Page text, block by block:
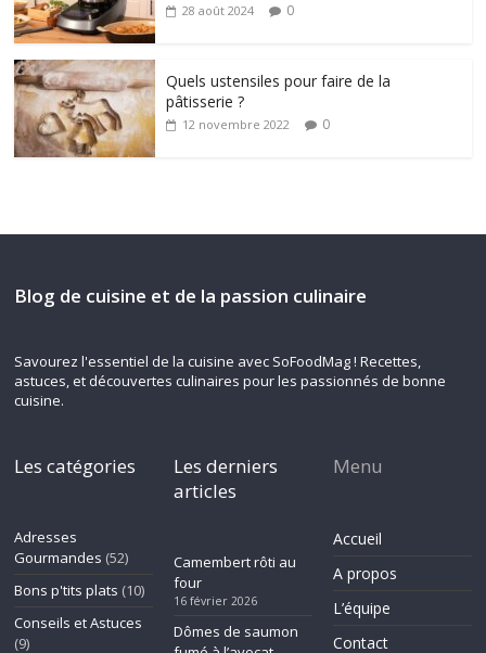
28 août 2024 0
Quels ustensiles pour faire de la
pâtisserie ?
12 novembre 2022 0
Blog de cuisine et de la passion culinaire
Savourez l'essentiel de la cuisine avec SoFoodMag ! Recettes,
astuces, et découvertes culinaires pour les passionnés de bonne
cuisine.
Les catégories
Adresses
Gourmandes (52)
Bons p'tits plats (10)
Conseils et Astuces
(9)
Les derniers
articles
Camembert rôti au
four
16 février 2026
Dômes de saumon
Menu
Accueil
A propos
L’équipe
Contact